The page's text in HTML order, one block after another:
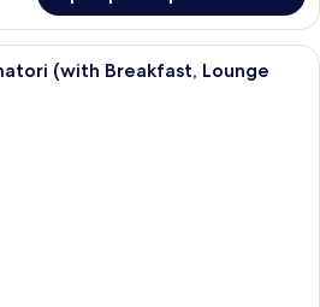
Una camera d'hotel con un letto,
(with Breakfast, Lounge